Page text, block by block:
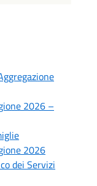
2026 –
2026
dei Servizi